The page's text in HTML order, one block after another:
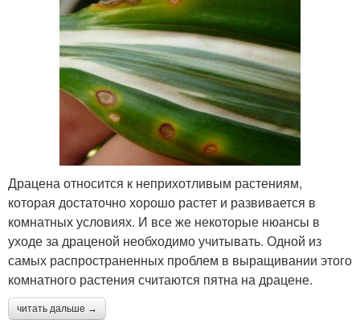
Драцена относится к неприхотливым растениям,
которая достаточно хорошо растет и развивается в
комнатных условиях. И все же некоторые нюансы в
уходе за драценой необходимо учитывать. Одной из
самых распространенных проблем в выращивании этого
комнатного растения считаются пятна на драцене.
читать дальше →